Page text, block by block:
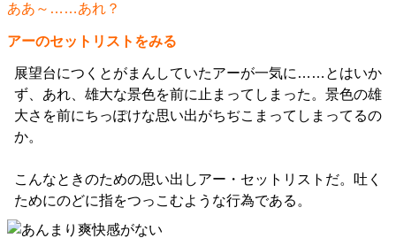
ああ～……あれ？
アーのセットリストをみる
展望台につくとがまんしていたアーが一気に……とはいか
ず、あれ、雄大な景色を前に止まってしまった。景色の雄
大さを前にちっぽけな思い出がちぢこまってしまってるの
か。
こんなときのための思い出しアー・セットリストだ。吐く
ためにのどに指をつっこむような行為である。